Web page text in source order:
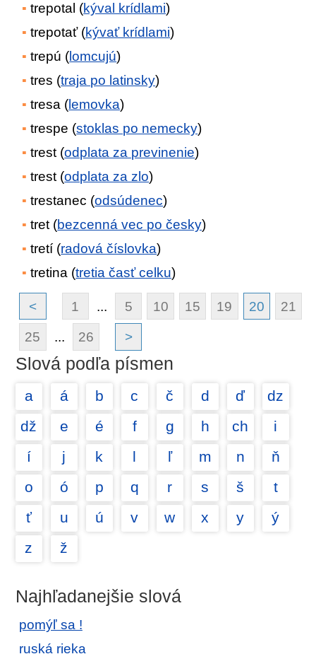
trepotal (kýval krídlami)
trepotať (kývať krídlami)
trepú (lomcujú)
tres (traja po latinsky)
tresa (lemovka)
trespe (stoklas po nemecky)
trest (odplata za previnenie)
trest (odplata za zlo)
trestanec (odsúdenec)
tret (bezcenná vec po česky)
tretí (radová číslovka)
tretina (tretia časť celku)
< 1 ... 5 10 15 19 20 21
25 ... 26 >
Slová podľa písmen
a á b c č d ď
dz
dž
e é f g h ch
i
í
j k l ľ m n
ň
o
ó p q r s š
t
ť
u ú v w x y
ý
z
ž
Najhľadanejšie slová
pomýľ sa !
ruská rieka